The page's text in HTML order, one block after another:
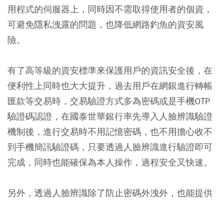
用程式的伺服器上，同時因不需取得使用者的個資，
可避免隱私洩露的問題，也降低網路釣魚的資安風
險。
有了高等級的資安標準來保護用戶的資訊安全後，在
便利性上同時也大大提升，過去用戶在網銀進行轉帳
匯款等交易時，交易驗證方式多為密碼或是手機OTP
驗證碼認證，在國泰世華銀行率先導入人臉辨識驗證
機制後，進行交易時不用記憶密碼，也不用擔心收不
到手機簡訊驗證碼，只要透過人臉辨識進行驗證即可
完成，同時也能確保為本人操作，過程安全又快速。
另外，透過人臉辨識除了防止密碼外洩外，也能提供